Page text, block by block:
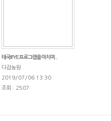
태국IFYE 프로그램을 마치며...
다감농원
2019/07/06 13:30
조회 : 2507